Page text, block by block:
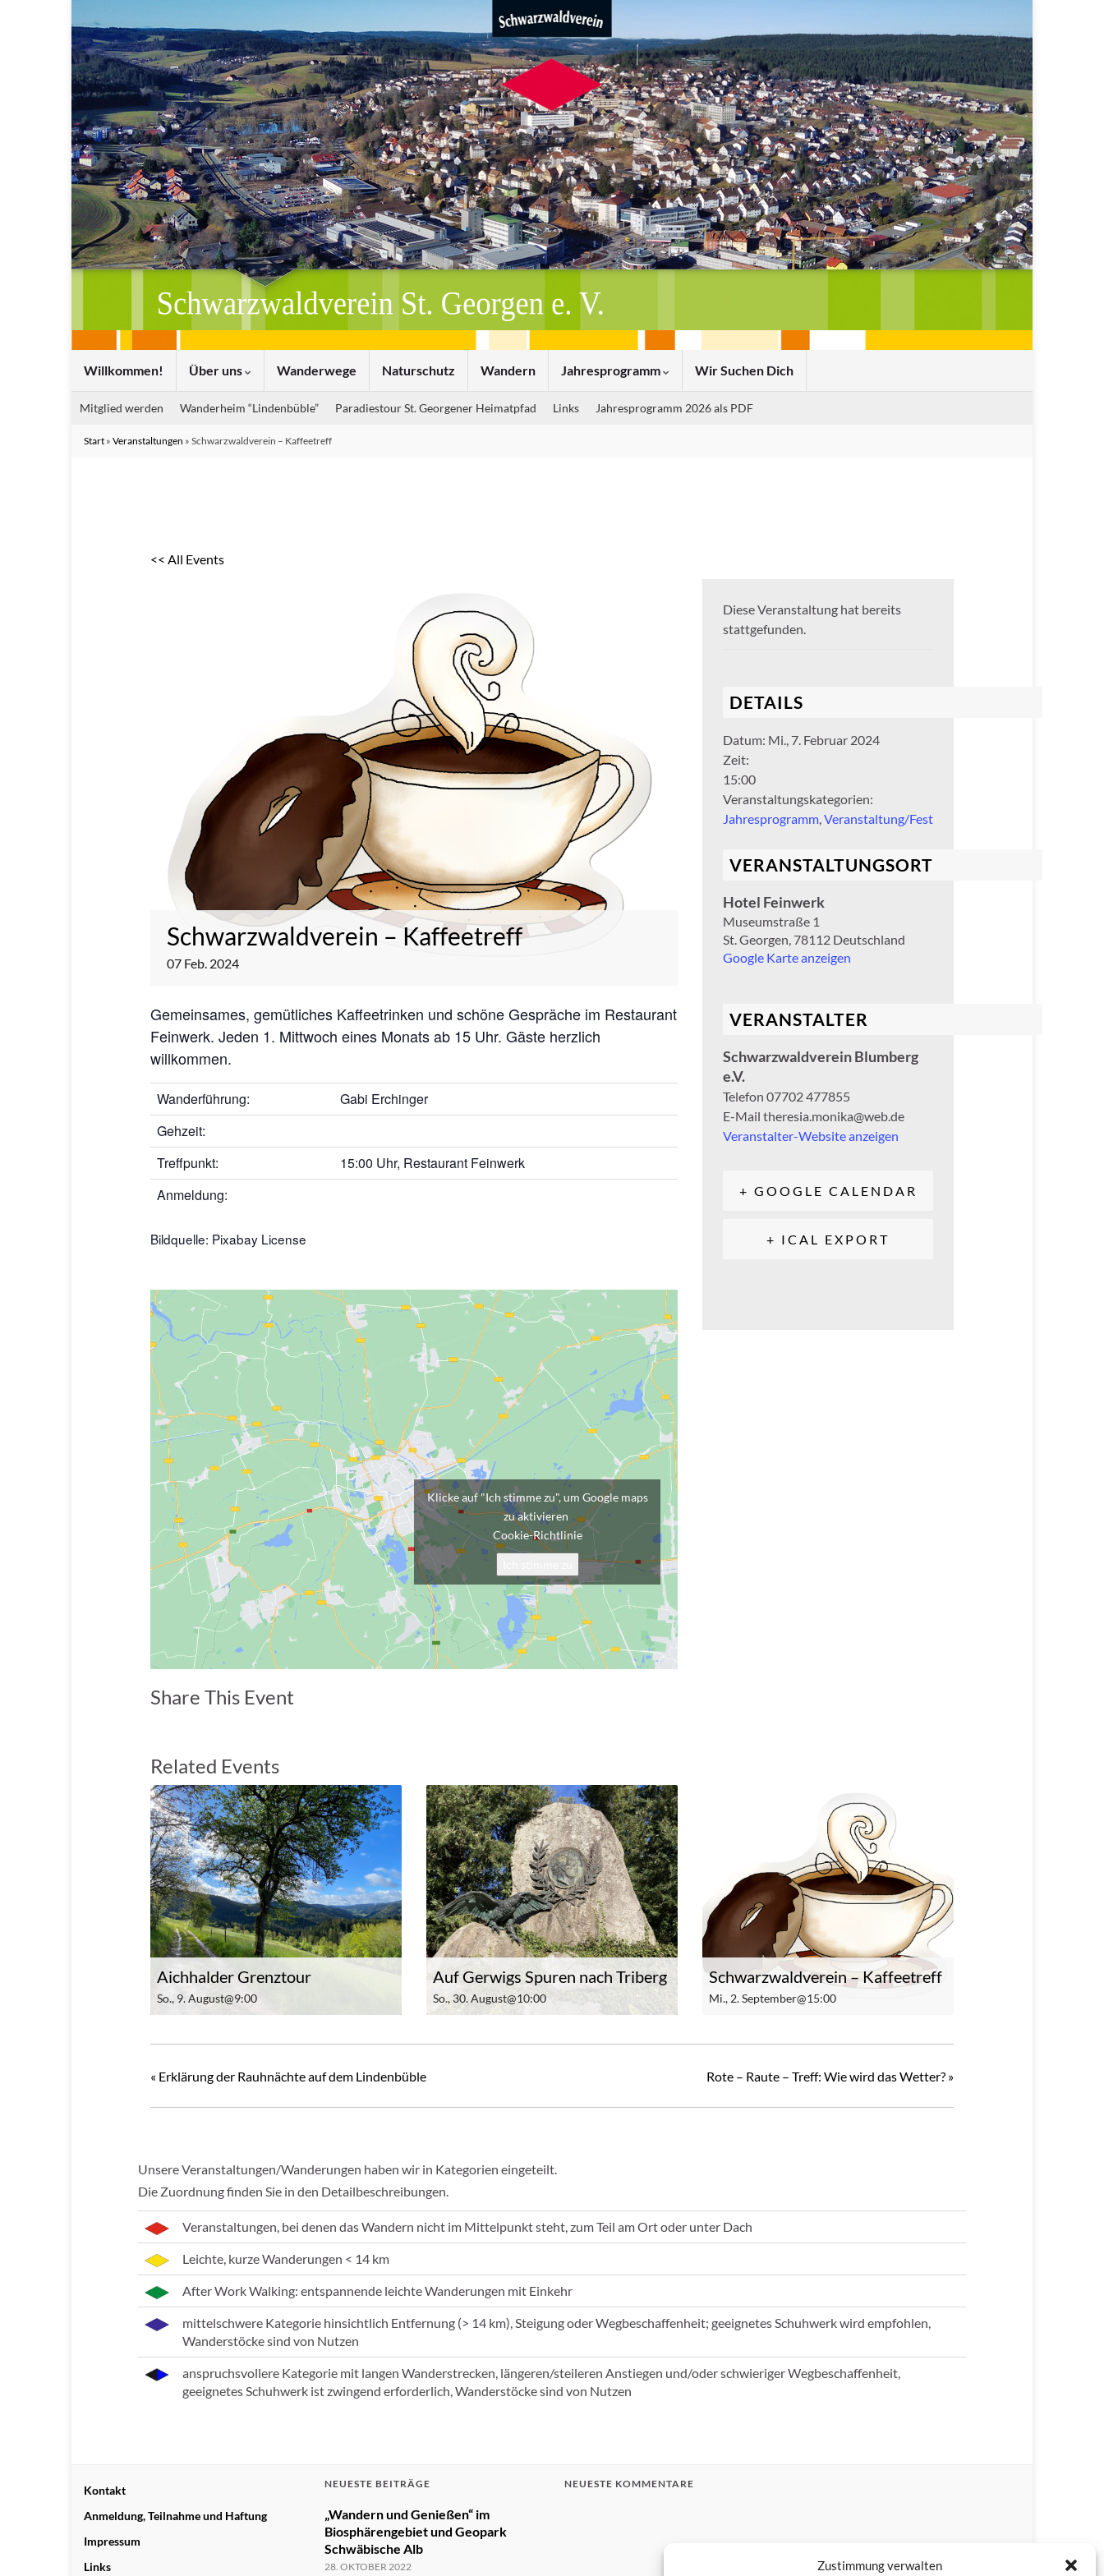
Zustimmung verwalten
Willkommen! Über uns Wanderwege Naturschutz Wandern Jahresprogramm Wir Suchen Dich
Mitglied werden Wanderheim “Lindenbüble” Paradiestour St. Georgener Heimatpfad Links Jahresprogramm 2026 als PDF
Start » Veranstaltungen » Schwarzwaldverein – Kaffeetreff
<< All Events
Schwarzwaldverein – Kaffeetreff
07 Feb. 2024
Gemeinsames, gemütliches Kaffeetrinken und schöne Gespräche im Restaurant
Feinwerk. Jeden 1. Mittwoch eines Monats ab 15 Uhr. Gäste herzlich
willkommen.
Wanderführung:
Gabi Erchinger
Gehzeit:
Treffpunkt:
15:00 Uhr, Restaurant Feinwerk
Anmeldung:
Bildquelle: Pixabay License
Klicke auf "Ich stimme zu", um Google maps
zu aktivieren
Cookie-Richtlinie
Share This Event
Diese Veranstaltung hat bereits
stattgefunden.
DETAILS
Datum: Mi., 7. Februar 2024
Zeit:
15:00
Veranstaltungskategorien:
Jahresprogramm,Veranstaltung/Fest
VERANSTALTUNGSORT
Hotel Feinwerk
Museumstraße 1
St. Georgen, 78112 Deutschland
Google Karte anzeigen
VERANSTALTER
Schwarzwaldverein Blumberg
e.V.
Telefon 07702 477855
E-Mail theresia.monika@web.de
Veranstalter-Website anzeigen
+ GOOGLE CALENDAR
+ ICAL EXPORT
Related Events
Aichhalder Grenztour
So., 9. August@9:00
Auf Gerwigs Spuren nach Triberg
So., 30. August@10:00
Schwarzwaldverein – Kaffeetreff
Mi., 2. September@15:00
« Erklärung der Rauhnächte auf dem Lindenbüble Rote – Raute – Treff: Wie wird das Wetter? »
Unsere Veranstaltungen/Wanderungen haben wir in Kategorien eingeteilt.
Die Zuordnung finden Sie in den Detailbeschreibungen.
Veranstaltungen, bei denen das Wandern nicht im Mittelpunkt steht, zum Teil am Ort oder unter Dach
Leichte, kurze Wanderungen < 14 km
After Work Walking: entspannende leichte Wanderungen mit Einkehr
mittelschwere Kategorie hinsichtlich Entfernung (> 14 km), Steigung oder Wegbeschaffenheit; geeignetes Schuhwerk wird empfohlen,
Wanderstöcke sind von Nutzen
anspruchsvollere Kategorie mit langen Wanderstrecken, längeren/steileren Anstiegen und/oder schwieriger Wegbeschaffenheit,
geeignetes Schuhwerk ist zwingend erforderlich, Wanderstöcke sind von Nutzen
Kontakt
Anmeldung, Teilnahme und Haftung
Impressum
Links
NEUESTE BEITRÄGE
„Wandern und Genießen“ im
Biosphärengebiet und Geopark
Schwäbische Alb
28. OKTOBER 2022
NEUESTE KOMMENTARE